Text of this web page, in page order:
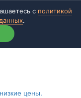
с политикой
.
цены.